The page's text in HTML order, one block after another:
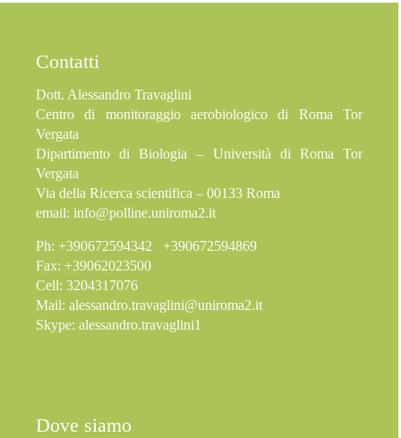
Contatti
Dott. Alessandro Travaglini
Centro di monitoraggio aerobiologico di Roma Tor
Vergata
Dipartimento di Biologia – Università di Roma Tor
Vergata
Via della Ricerca scientifica – 00133 Roma
email: info@polline.uniroma2.it
Ph: +390672594342 +390672594869
Fax: +39062023500
Cell: 3204317076
Mail: alessandro.travaglini@uniroma2.it
Skype: alessandro.travaglini1
Dove siamo